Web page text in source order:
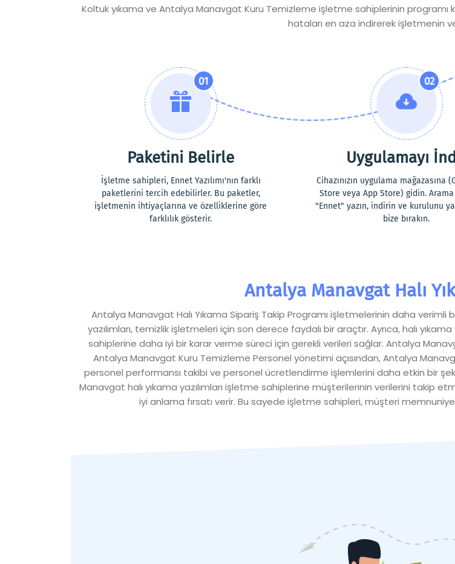
Koltuk yıkama ve Antalya Manavgat Kuru Temizleme işletme sahiplerinin programı
hataları en aza indirerek işletmenin
01
Paketini Belirle
İşletme sahipleri, Ennet Yazılımı'nın farklı
paketlerini tercih edebilirler. Bu paketler,
işletmenin ihtiyaçlarına ve özelliklerine göre
farklılık gösterir.
02
Uygulamayı
Cihazınızın uygulama mağazasına
Store veya App Store) gidin.
"Ennet" yazın, indirin ve kurulunu
bize bırakın.
Antalya Manavgat Halı
Antalya Manavgat Halı Yıkama Sipariş Takip Programı işletmelerinin daha verimli
yazılımları, temizlik işletmeleri için son derece faydalı bir araçtır. Ayrıca, halı
sahiplerine daha iyi bir karar verme süreci için gerekli verileri sağlar. Antalya
Antalya Manavgat Kuru Temizleme Personel yönetimi açısından, Antalya
personel performansı takibi ve personel ücretlendirme işlemlerini daha etkin bir
Manavgat halı yıkama yazılımları işletme sahiplerine müşterilerinin verilerini takip
iyi anlama fırsatı verir. Bu sayede işletme sahipleri, müşteri